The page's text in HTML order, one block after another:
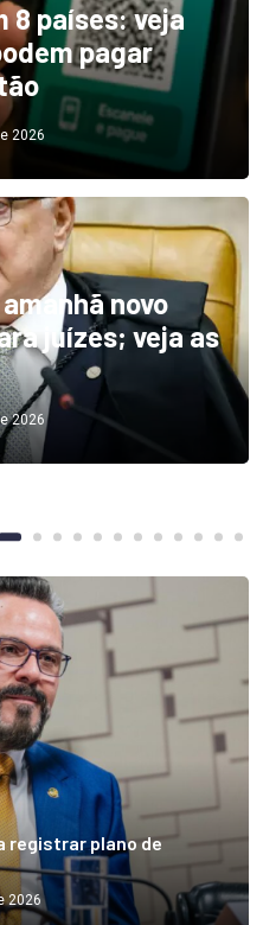
8 países: veja
pagar
2026
novo
juízes; veja as
2026
registrar plano de
2026